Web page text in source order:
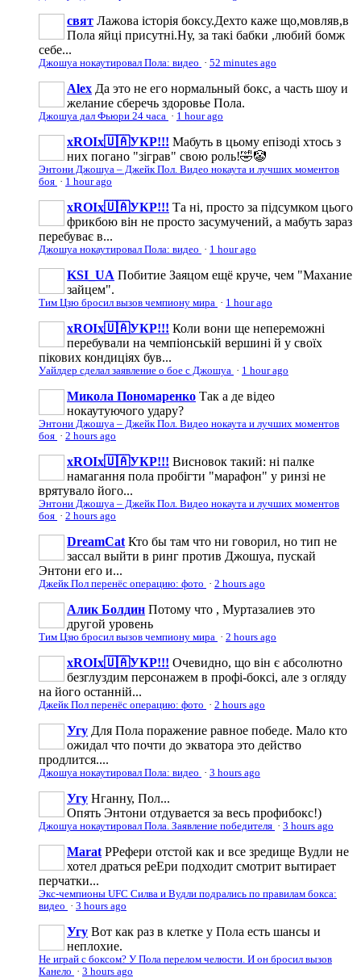
свят Лажова історія боксу.Дехто каже що,мовляв,в
Пола яйці присутні.Ну, за такі бабки ,любий бомж
себе...
Джошуа нокаутировал Пола: видео · 52 minutes ago
Аlеx Да это не его нормальный бокс, а часть шоу и
желание сберечь здоровье Пола.
Джошуа дал Фьюри 24 часа · 1 hour ago
xROIx🇺🇦УКР!!! Мабуть в цьому епізоді хтось з
них погано "зіграв" свою роль!🤣🤡
Энтони Джошуа – Джейк Пол. Видео нокаута и лучших моментов
боя · 1 hour ago
xROIx🇺🇦УКР!!! Та ні, просто за підсумком цього
фрикбою він не просто засумучений, а мабуть зараз
перебуває в...
Джошуа нокаутировал Пола: видео · 1 hour ago
KSI_UA Побитие Заяцом ещё круче, чем "Махание
зайцем".
Тим Цзю бросил вызов чемпиону мира · 1 hour ago
xROIx🇺🇦УКР!!! Коли вони ще непереможні
перебували на чемпіонській вершині й у своїх
пікових кондиціях був...
Уайлдер сделал заявление о бое с Джошуа · 1 hour ago
Микола Пономаренко Так а де відео
нокаутуючого удару?
Энтони Джошуа – Джейк Пол. Видео нокаута и лучших моментов
боя · 2 hours ago
xROIx🇺🇦УКР!!! Висновок такий: ні палке
намагання пола пробігти "марафон" у ринзі не
врятувало його...
Энтони Джошуа – Джейк Пол. Видео нокаута и лучших моментов
боя · 2 hours ago
DreamCat Кто бы там что ни говорил, но тип не
зассал выйти в ринг против Джошуа, пускай
Энтони его и...
Джейк Пол перенёс операцию: фото · 2 hours ago
Алик Болдин Потому что , Муртазалиев это
другой уровень
Тим Цзю бросил вызов чемпиону мира · 2 hours ago
xROIx🇺🇦УКР!!! Очевидно, що він є абсолютно
безглуздим персонажем в профі-боксі, але з огляду
на його останній...
Джейк Пол перенёс операцию: фото · 2 hours ago
Угу Для Пола поражение равное победе. Мало кто
ожидал что почти до экватора это действо
продлится....
Джошуа нокаутировал Пола: видео · 3 hours ago
Угу Нганну, Пол...
Опять Энтони отдувается за весь профибокс!)
Джошуа нокаутировал Пола. Заявление победителя · 3 hours ago
Marat РРефери отстой как и все зредище Вудли не
хотел драться реЕри подходит смотрит вытирает
перчатки...
Экс-чемпионы UFC Силва и Вудли подрались по правилам бокса:
видео · 3 hours ago
Угу Вот как раз в клетке у Пола есть шансы и
неплохие.
Не играй с боксом? У Пола перелом челюсти. И он бросил вызов
Канело · 3 hours ago